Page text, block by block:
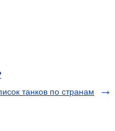
танков по странам